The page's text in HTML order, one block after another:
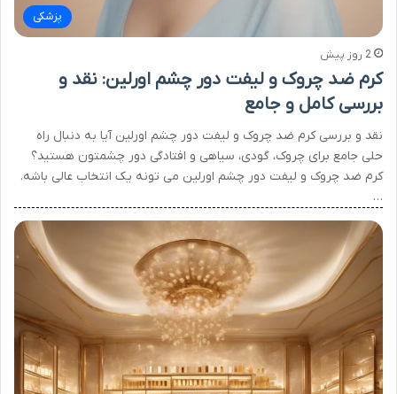
پزشکی
2 روز پیش
کرم ضد چروک و لیفت دور چشم اورلین: نقد و
بررسی کامل و جامع
نقد و بررسی کرم ضد چروک و لیفت دور چشم اورلین آیا به دنبال راه
حلی جامع برای چروک، گودی، سیاهی و افتادگی دور چشمتون هستید؟
کرم ضد چروک و لیفت دور چشم اورلین می تونه یک انتخاب عالی باشه.
…